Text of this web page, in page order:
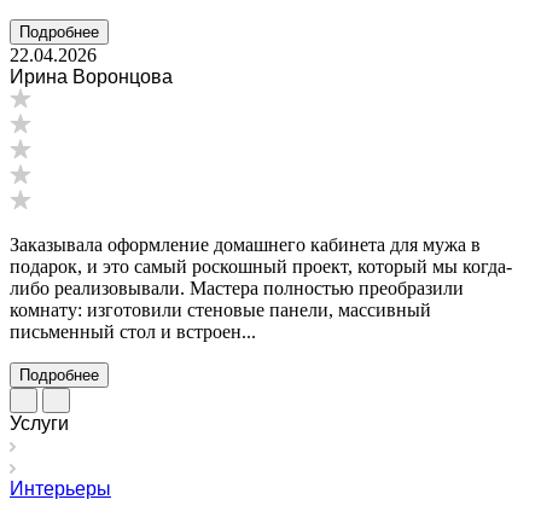
Подробнее
22.04.2026
Ирина Воронцова
Заказывала оформление домашнего кабинета для мужа в
подарок, и это самый роскошный проект, который мы когда-
либо реализовывали. Мастера полностью преобразили
комнату: изготовили стеновые панели, массивный
письменный стол и встроен...
Подробнее
Услуги
Интерьеры